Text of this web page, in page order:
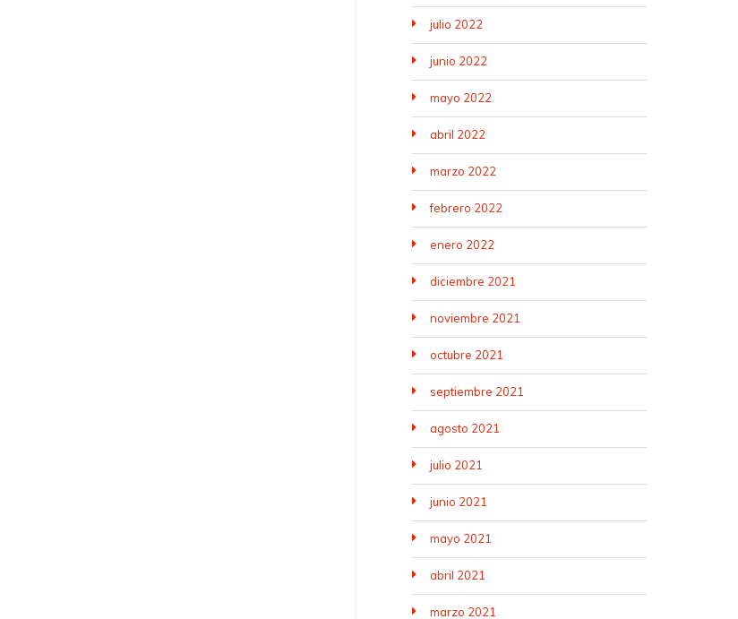
julio 2022
junio 2022
mayo 2022
abril 2022
marzo 2022
febrero 2022
enero 2022
diciembre 2021
noviembre 2021
octubre 2021
septiembre 2021
agosto 2021
julio 2021
junio 2021
mayo 2021
abril 2021
marzo 2021